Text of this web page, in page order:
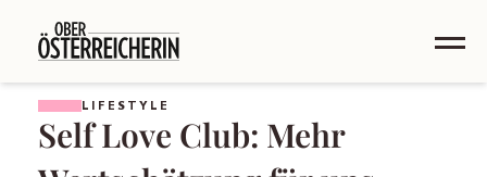
LIFESTYLE
Self Love Club: Mehr